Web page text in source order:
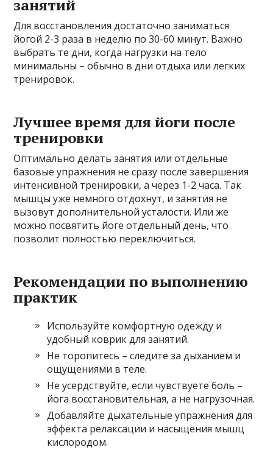
занятий
Для восстановления достаточно заниматься
йогой 2-3 раза в неделю по 30-60 минут. Важно
выбрать те дни, когда нагрузки на тело
минимальны – обычно в дни отдыха или легких
тренировок.
Лучшее время для йоги после
тренировки
Оптимально делать занятия или отдельные
базовые упражнения не сразу после завершения
интенсивной тренировки, а через 1-2 часа. Так
мышцы уже немного отдохнут, и занятия не
вызовут дополнительной усталости. Или же
можно посвятить йоге отдельный день, что
позволит полностью переключиться.
Рекомендации по выполнению
практик
Используйте комфортную одежду и
удобный коврик для занятий.
Не торопитесь – следите за дыханием и
ощущениями в теле.
Не усердствуйте, если чувствуете боль –
йога восстановительная, а не нагрузочная.
Добавляйте дыхательные упражнения для
эффекта релаксации и насыщения мышц
кислородом.